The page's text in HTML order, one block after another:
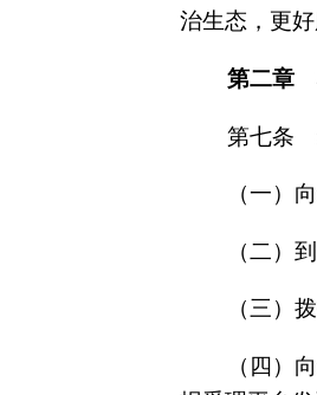
治生态，更好
第二章
第七条
（一）
（二）
（三）
（四）